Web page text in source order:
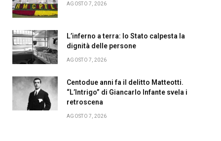
AGOSTO 7, 2026
L’inferno a terra: lo Stato calpesta la
dignità delle persone
AGOSTO 7, 2026
Centodue anni fa il delitto Matteotti.
“L’Intrigo” di Giancarlo Infante svela i
retroscena
AGOSTO 7, 2026